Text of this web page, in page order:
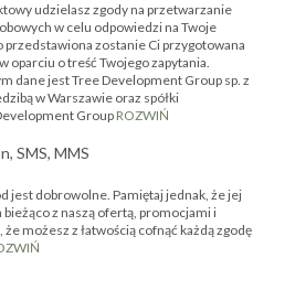
udzielasz zgody na przetwarzanie
w celu odpowiedzi na Twoje
zostanie Ci przygotowana
oparciu o treść Twojego zapytania.
dane jest Tree Development Group sp. z
w Warszawie oraz spółki
Group ROZWIŃ
SMS, MMS
jest dobrowolne. Pamiętaj jednak, że jej
z naszą ofertą, promocjami i
możesz z łatwością cofnąć każdą zgodę